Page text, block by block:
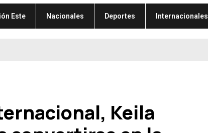
Este Nacionales Deportes Internacionales
Keila